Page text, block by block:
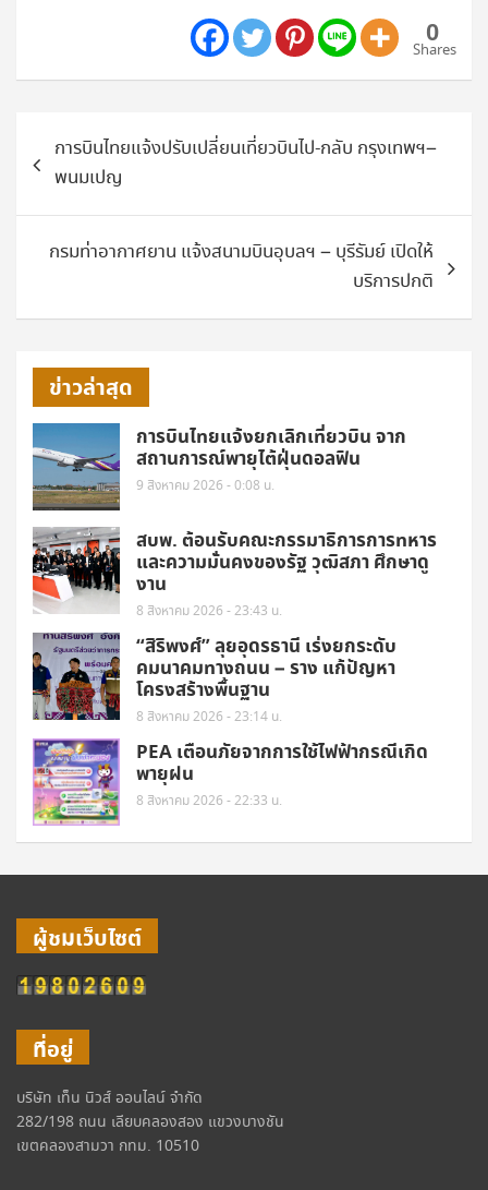
0
Shares
แนะแนว
เรื่องการบินไทยแจ้งปรับเปลี่ยนเที่ยวบินไป-กลับ กรุงเทพฯ–
พนมเปญ
กรมท่าอากาศยาน แจ้งสนามบินอุบลฯ – บุรีรัมย์ เปิดให้
บริการปกติ
ข่าวล่าสุด
การบินไทยแจ้งยกเลิกเที่ยวบิน จาก
สถานการณ์พายุไต้ฝุ่นดอลฟิน
9 สิงหาคม 2026 - 0:08 น.
สบพ. ต้อนรับคณะกรรมาธิการการทหาร
และความมั่นคงของรัฐ วุฒิสภา ศึกษาดู
งาน
8 สิงหาคม 2026 - 23:43 น.
“สิริพงศ์” ลุยอุดรธานี เร่งยกระดับ
คมนาคมทางถนน – ราง แก้ปัญหา
โครงสร้างพื้นฐาน
8 สิงหาคม 2026 - 23:14 น.
PEA เตือนภัยจากการใช้ไฟฟ้ากรณีเกิด
พายุฝน
8 สิงหาคม 2026 - 22:33 น.
ผู้ชมเว็บไซต์
ที่อยู่
บริษัท เท็น นิวส์ ออนไลน์ จำกัด
282/198 ถนน เลียบคลองสอง แขวงบางชัน
เขตคลองสามวา กทม. 10510